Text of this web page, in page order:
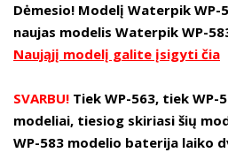
Dėmesio! Modelį Waterpik
naujas modelis Waterpik WP-
Naująjį modelį galite įsigyti čia
SVARBU! Tiek WP-563, tiek WP-
modeliai, tiesiog skiriasi šių
WP-583 modelio baterija laiko